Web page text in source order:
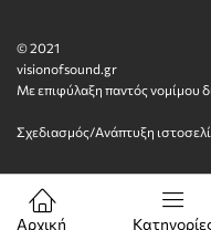
© 2021
visionofsound.gr
Με επιφύλαξη παντός νομίμου
Σχεδιασμός/Ανάπτυξη
Αρχική